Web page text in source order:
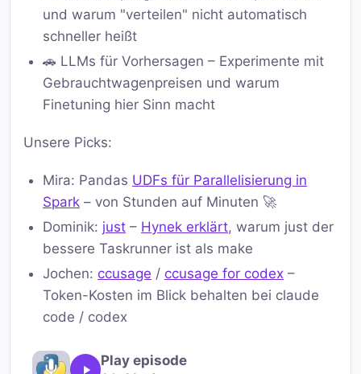
und warum "verteilen" nicht automatisch
schneller heißt
🚗 LLMs für Vorhersagen – Experimente mit
Gebrauchtwagenpreisen und warum
Finetuning hier Sinn macht
Unsere Picks:
Mira: Pandas UDFs für Parallelisierung in
Spark – von Stunden auf Minuten 🚀
Dominik: just – Hynek erklärt, warum just der
bessere Taskrunner ist als make
Jochen: ccusage / ccusage for codex –
Token-Kosten im Blick behalten bei claude
code / codex
Play episode